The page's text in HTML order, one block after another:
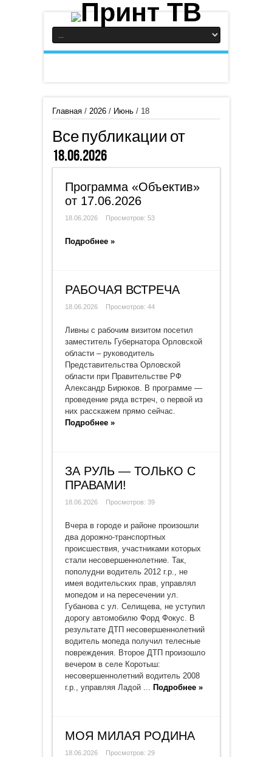
Главная/ 2026/ Июнь/ 18
Все публикации от
18.06.2026
Программа «Объектив»
от 17.06.2026
18.06.2026 Просмотров: 53
Подробнее »
РАБОЧАЯ ВСТРЕЧА
18.06.2026 Просмотров: 44
Ливны с рабочим визитом посетил
заместитель Губернатора Орловской
области – руководитель
Представительства Орловской
области при Правительстве РФ
Александр Бирюков. В программе —
проведение ряда встреч, о первой из
них расскажем прямо сейчас.
Подробнее »
ЗА РУЛЬ — ТОЛЬКО С
ПРАВАМИ!
18.06.2026 Просмотров: 39
Вчера в городе и районе произошли
два дорожно-транспортных
происшествия, участниками которых
стали несовершеннолетние. Так,
пополудни водитель 2012 г.р., не
имея водительских прав, управлял
мопедом и на пересечении ул.
Губанова с ул. Селищева, не уступил
дорогу автомобилю Форд Фокус. В
результате ДТП несовершеннолетний
водитель мопеда получил телесные
повреждения. Второе ДТП произошло
вечером в селе Коротыш:
несовершеннолетний водитель 2008
г.р., управляя Ладой ... Подробнее »
МОЯ МИЛАЯ РОДИНА
18.06.2026 Просмотров: 29